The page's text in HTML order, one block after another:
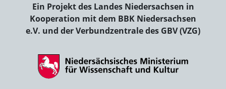
Ein Projekt des Landes Niedersachsen in
Kooperation mit dem BBK Niedersachsen
e.V. und der Verbundzentrale des GBV (VZG)